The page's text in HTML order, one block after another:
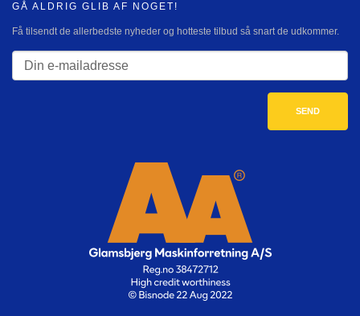
GÅ ALDRIG GLIB AF NOGET!
Få tilsendt de allerbedste nyheder og hotteste tilbud så snart de udkommer.